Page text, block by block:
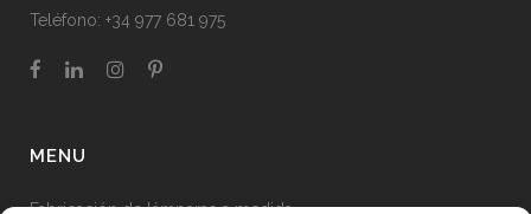
Teléfono: +34 977 681 975
MENU
Fabricación de lámparas a medida